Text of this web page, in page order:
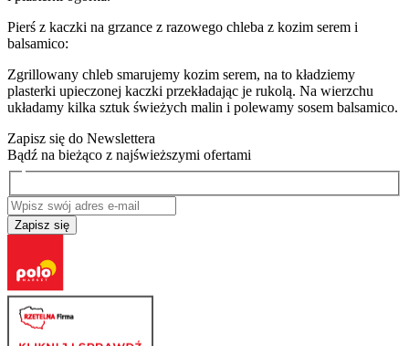
Pierś z kaczki na grzance z razowego chleba z kozim serem i
balsamico:
Zgrillowany chleb smarujemy kozim serem, na to kładziemy
plasterki upieczonej kaczki przekładając je rukolą. Na wierzchu
układamy kilka sztuk świeżych malin i polewamy sosem balsamico.
Zapisz się do Newslettera
Bądź na bieżąco z najświeższymi ofertami
Zapisz się